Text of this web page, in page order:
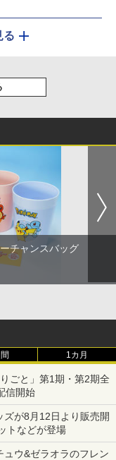
る
チャンスバッグ
1カ月
ごと」第1期・第2期全
信開始
ズが8月12日より販売開
トなどが登場
ウ&ゼラオラのフレン